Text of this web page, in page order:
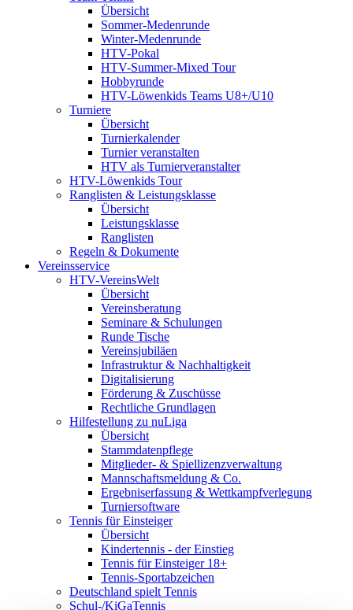
Übersicht
Sommer-Medenrunde
Winter-Medenrunde
HTV-Pokal
HTV-Summer-Mixed Tour
Hobbyrunde
HTV-Löwenkids Teams U8+/U10
Turniere
Übersicht
Turnierkalender
Turnier veranstalten
HTV als Turnierveranstalter
HTV-Löwenkids Tour
Ranglisten & Leistungsklasse
Übersicht
Leistungsklasse
Ranglisten
Regeln & Dokumente
Vereinsservice
HTV-VereinsWelt
Übersicht
Vereinsberatung
Seminare & Schulungen
Runde Tische
Vereinsjubiläen
Infrastruktur & Nachhaltigkeit
Digitalisierung
Förderung & Zuschüsse
Rechtliche Grundlagen
Hilfestellung zu nuLiga
Übersicht
Stammdatenpflege
Mitglieder- & Spiellizenzverwaltung
Mannschaftsmeldung & Co.
Ergebniserfassung & Wettkampfverlegung
Turniersoftware
Tennis für Einsteiger
Übersicht
Kindertennis - der Einstieg
Tennis für Einsteiger 18+
Tennis-Sportabzeichen
Deutschland spielt Tennis
Schul-/KiGaTennis